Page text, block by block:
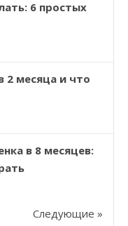
6 простых
2 месяца и что
в 8 месяцев:
Следующие »